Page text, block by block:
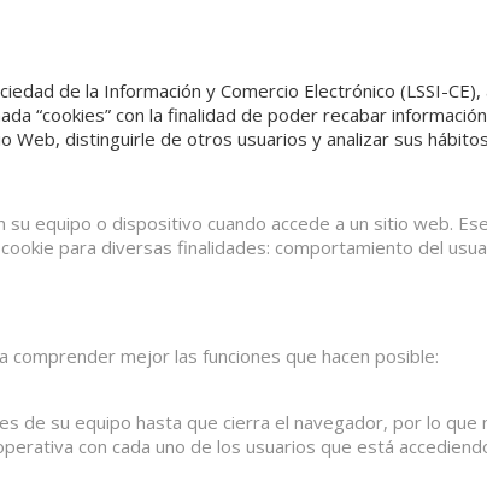
de la Información y Comercio Electrónico (LSSI-
“cookies” con la finalidad de poder recabar
Web, distinguirle de otros usuarios y analizar sus
equipo o dispositivo cuando accede a un sitio web.
para diversas finalidades: comportamiento del
mejor las funciones que hacen posible:
de su equipo hasta que cierra el navegador, por lo
con cada uno de los usuarios que está